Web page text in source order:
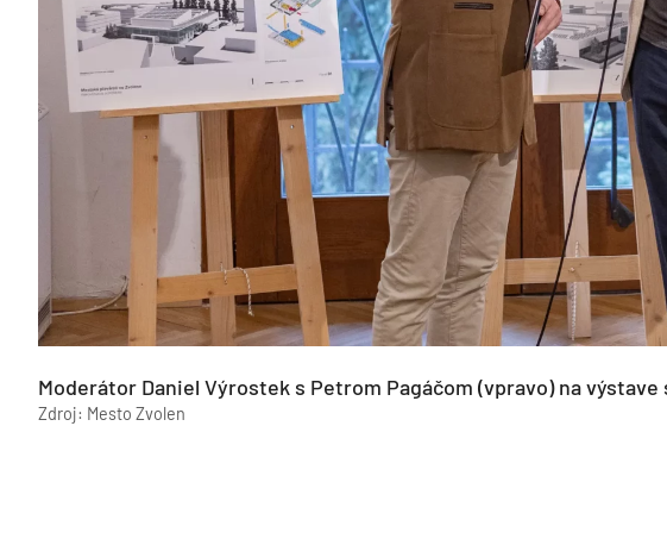
Moderátor Daniel Výrostek s Petrom Pagáčom (vpravo) na výstave
Zdroj: Mesto Zvolen